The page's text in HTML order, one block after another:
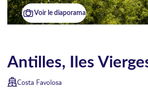
Voir le diaporama
Antilles, Iles
Costa Favolosa